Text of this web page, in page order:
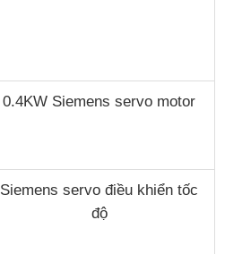
0.4KW Siemens servo motor
Siemens servo điều khiển tốc
độ